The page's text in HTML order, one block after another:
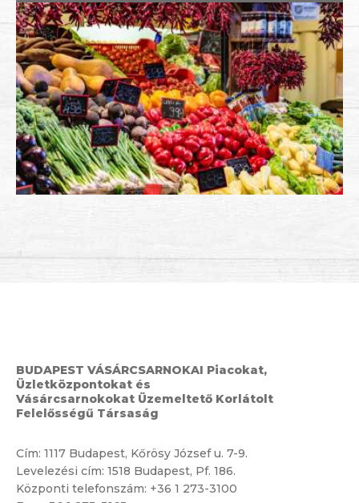
BUDAPEST VÁSÁRCSARNOKAI Piacokat,
Üzletközpontokat és
Vásárcsarnokokat Üzemeltető Korlátolt
Felelősségű Társaság
Cím: 1117 Budapest, Kőrösy József u. 7-9.
Levelezési cím: 1518 Budapest, Pf. 186.
Központi telefonszám: +36 1 273-3100